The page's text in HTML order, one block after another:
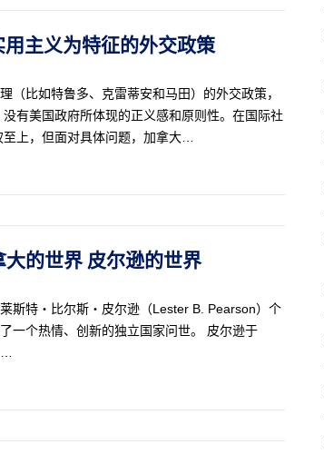
主义为特征的外交政策
比如特鲁多、克雷蒂安和马田）的外交政策，
有美国政府所体现的正义感和原则性。在国际社
上，但面对具体问题，加拿大…
的世界 皮尔逊的世界
斯特・比尔斯・皮尔逊（Lester B. Pearson）个
一个热情、创新的独立国家问世。 皮尔逊于